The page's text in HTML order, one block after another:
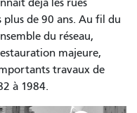
plus de 90 ans. Au fil du
du réseau,
majeure,
travaux de
à 1984.